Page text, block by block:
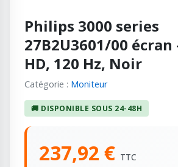
Philips 3000 series
27B2U3601/00
HD, 120 Hz, Noir
Catégorie : Moniteur
🚚 DISPONIBLE SOUS 24-48H
237,92 € TTC